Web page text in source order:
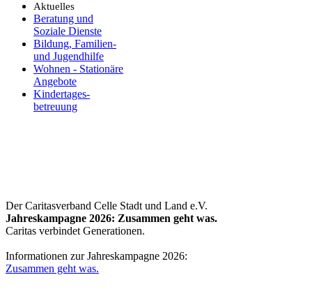
Aktuelles
Beratung und
Soziale Dienste
Bildung, Familien-
und Jugendhilfe
Wohnen - Stationäre
Angebote
Kindertages-
betreuung
Der Caritasverband Celle Stadt und Land e.V.
Jahreskampagne 2026: Zusammen geht was.
Caritas verbindet Generationen.
Informationen zur Jahreskampagne 2026:
Zusammen geht was.